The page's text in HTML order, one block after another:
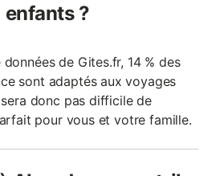
?
de Gites.fr, 14 % des
sont adaptés aux voyages
donc pas difficile de
pour vous et votre famille.